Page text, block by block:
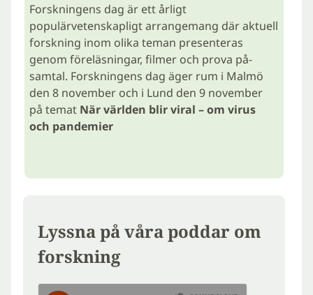
Forskningens dag är ett årligt
populärvetenskapligt arrangemang där aktuell
forskning inom olika teman presenteras
genom föreläsningar, filmer och prova på-
samtal. Forskningens dag äger rum i Malmö
den 8 november och i Lund den 9 november
på temat När världen blir viral – om virus
och pandemier
Lyssna på våra poddar om
forskning